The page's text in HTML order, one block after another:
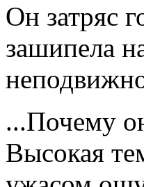
Он затряс
зашипела
...Почему
Высокая